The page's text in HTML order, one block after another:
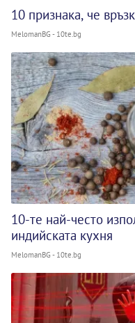
10 признака, че
MelomanBG - 10te.bg
10-те най-често
индийската кухня
MelomanBG - 10te.bg